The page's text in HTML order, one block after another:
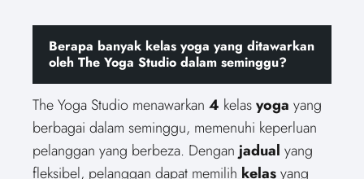
Berapa banyak kelas yoga yang ditawarkan
oleh The Yoga Studio dalam seminggu?
The Yoga Studio menawarkan 4 kelasyoga yang
berbagai dalam seminggu, memenuhi keperluan
pelanggan yang berbeza. Dengan jadual yang
fleksibel, pelanggan dapat memilih kelasyang